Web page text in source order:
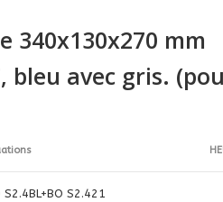
340x130x270 mm
bleu avec gris.
S2.421